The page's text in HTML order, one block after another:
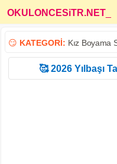
OKULONCESiTR.NET
😏 KATEGORİ: Kız Boyama
🥰 2026 Yılbaşı